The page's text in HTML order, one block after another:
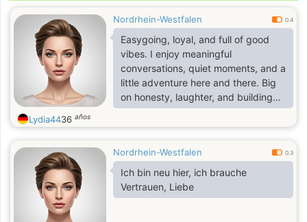
Nordrhein-Westfalen 0.4
Easygoing, loyal, and full of good
vibes. I enjoy meaningful
conversations, quiet moments, and a
little adventure here and there. Big
on honesty, laughter, and building
genuine connections. If you can
match my energy and keep things
Lydia4436 años
Nordrhein-Westfalen 0.3
Ich bin neu hier, ich brauche
Vertrauen, Liebe